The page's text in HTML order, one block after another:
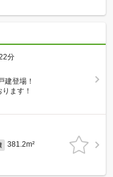
分
建登場！
ます！
381.2m²